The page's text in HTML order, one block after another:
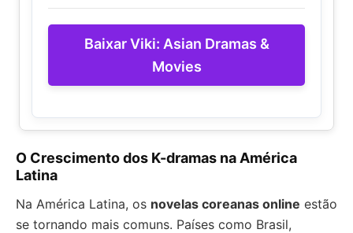
Baixar Viki: Asian Dramas &
Movies
O Crescimento dos K-dramas na América
Latina
Na América Latina, os novelas coreanas online estão
se tornando mais comuns. Países como Brasil,